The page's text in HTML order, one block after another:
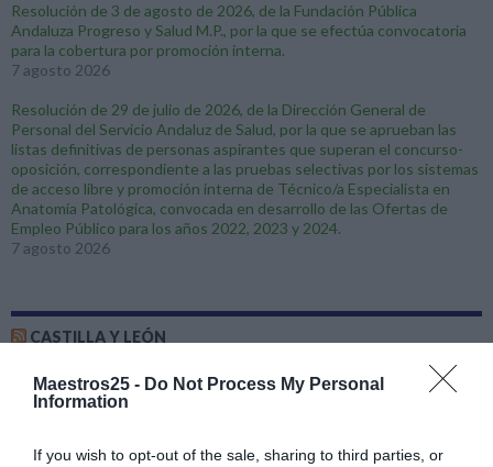
Maestros25 - Do Not Process My Personal
Information
If you wish to opt-out of the sale, sharing to third parties, or
Resolución de 3 de agosto de 2026, de la Fundación Pública
Andaluza Progreso y Salud M.P., por la que se efectúa convocatoria
para la cobertura por promoción interna.
7 agosto 2026
Resolución de 29 de julio de 2026, de la Dirección General de
Personal del Servicio Andaluz de Salud, por la que se aprueban las
listas definitivas de personas aspirantes que superan el concurso-
oposición, correspondiente a las pruebas selectivas por los sistemas
de acceso libre y promoción interna de Técnico/a Especialista en
Anatomía Patológica, convocada en desarrollo de las Ofertas de
Empleo Público para los años 2022, 2023 y 2024.
7 agosto 2026
CASTILLA Y LEÓN
Interinos. Curso 2026 / 2027. Profesores de Artes Plásticas y
Diseño (Estudios Superiores). Adjudicación
Maestros Interinos: Curso 2026-2027. AIVI. Adjudicación de